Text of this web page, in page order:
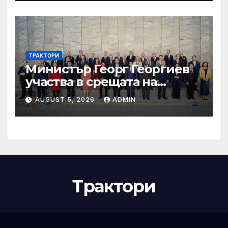
ТРАКТОРИ
Министър Георг Георгиев
участва в срещата на
министрите на външните
работи на НАТО
AUGUST 5, 2026 ADMIN
Трактори